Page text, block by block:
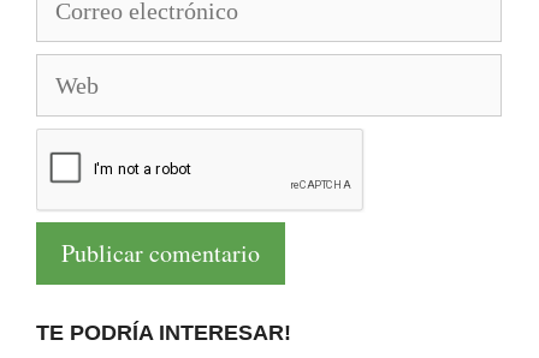
electrónico
TE PODRÍA INTERESAR!